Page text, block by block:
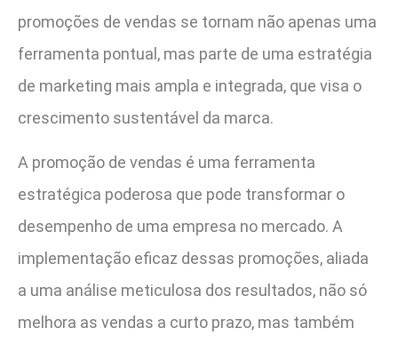
promoções de vendas se tornam não apenas uma
ferramenta pontual, mas parte de uma estratégia
de marketing mais ampla e integrada, que visa o
crescimento sustentável da marca.
A promoção de vendas é uma ferramenta
estratégica poderosa que pode transformar o
desempenho de uma empresa no mercado. A
implementação eficaz dessas promoções, aliada
a uma análise meticulosa dos resultados, não só
melhora as vendas a curto prazo, mas também